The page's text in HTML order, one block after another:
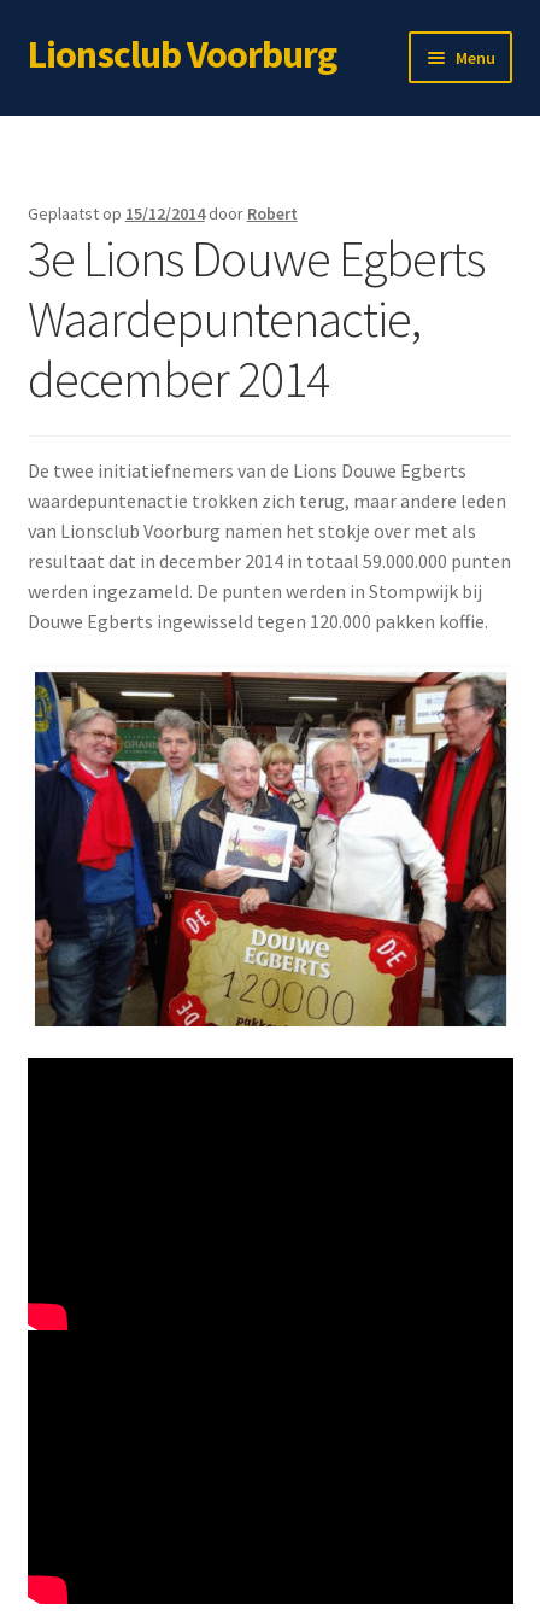
Ga
door
Ga
naar
Lionsclub Voorburg Menu
Home
Lid worden?
Immateriële projecten
Materiële projecten
Voor leden
Geplaatst op 15/12/2014 door Robert
3e Lions Douwe Egberts
Waardepuntenactie,
december 2014
De twee initiatiefnemers van de Lions Douwe Egberts
waardepuntenactie trokken zich terug, maar andere leden
van Lionsclub Voorburg namen het stokje over met als
resultaat dat in december 2014 in totaal 59.000.000 punten
werden ingezameld. De punten werden in Stompwijk bij
Douwe Egberts ingewisseld tegen 120.000 pakken koffie.